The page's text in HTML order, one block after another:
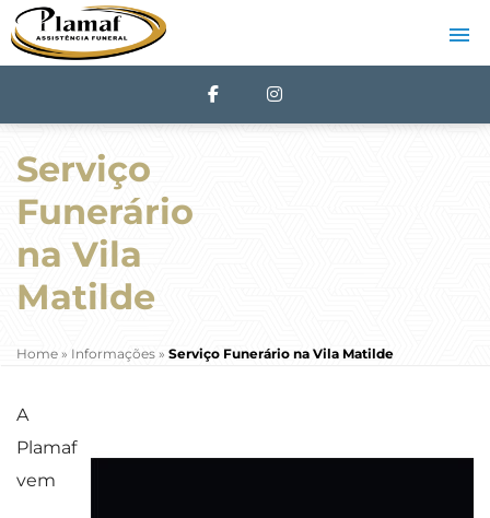
Serviço
Funerário
na Vila
Matilde
Home » Informações » Serviço Funerário na Vila Matilde
A
Plamaf
vem